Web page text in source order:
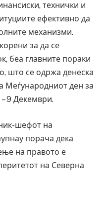
технички и
ефективно да
механизми.
за да се
беа главните пораки
што се одржа денеска
Меѓународниот ден за
9 Декември.
шефот на
порача дека
на правото е
на Северна